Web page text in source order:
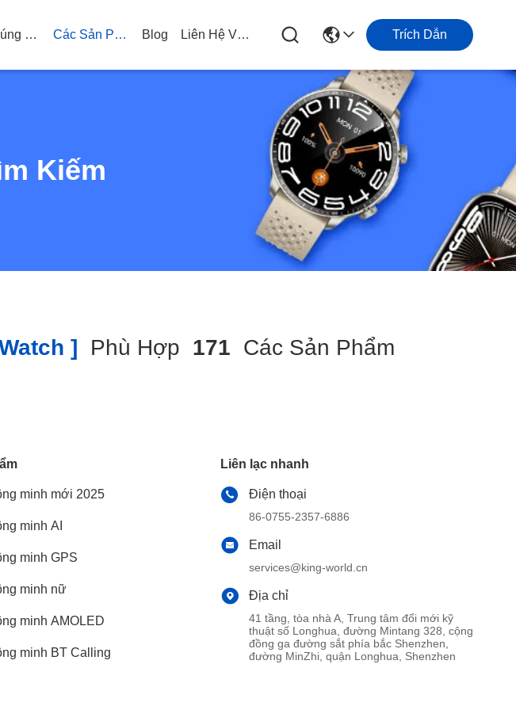
Về Chúng Tôi Các Sản Phẩm Blog Liên Hệ Với Chúng Tôi Trích Dẫn
Kiếm
] Phù Hợp 171 Các Sản Phẩm
minh mới 2025
minh AI
minh GPS
minh nữ
minh AMOLED
minh BT Calling
Liên lạc nhanh
Điện thoại
86-0755-2357-6886
Email
services@king-world.cn
Địa chỉ
41 tầng, tòa nhà A, Trung tâm đổi mới kỹ
thuật số Longhua, đường Mintang 328, cộng
đồng ga đường sắt phía bắc Shenzhen,
đường MinZhi, quận Longhua, Shenzhen